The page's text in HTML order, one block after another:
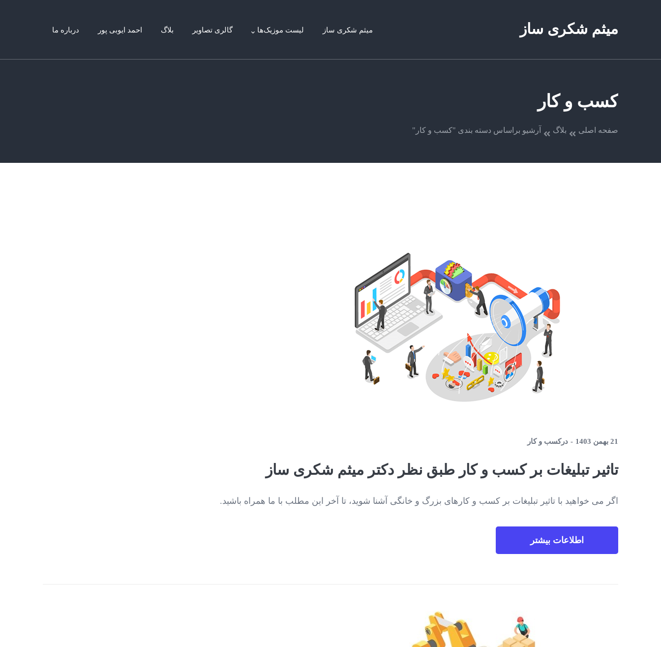
میثم شکری ساز میثم شکری ساز لیست موزیک‌ها گالری تصاویر بلاگ احمد ایوبی پور درباره ما
کسب و کار
صفحه اصلی بلاگ آرشیو براساس دسته بندی "کسب و کار"
21 بهمن 1403 درکسب و کار
تاثیر تبلیغات بر کسب و کار طبق نظر دکتر میثم شکری ساز
اگر می خواهید با تاثیر تبلیغات بر کسب و کارهای بزرگ و خانگی آشنا شوید، تا آخر این مطلب با ما همراه باشید.
اطلاعات بیشتر